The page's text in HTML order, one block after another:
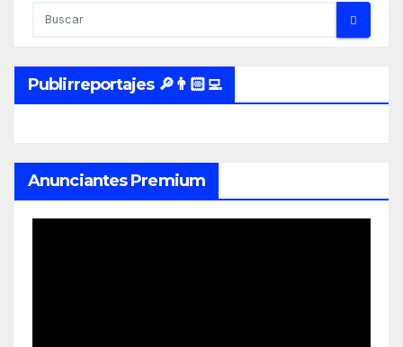
Publirreportajes 🔎👨🏻‍💻
Anunciantes Premium